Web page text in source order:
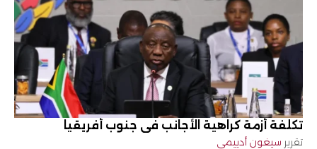
تكلفة أزمة كراهية الأجانب في جنوب أفريقيا
تقرير سيغون أدييمي